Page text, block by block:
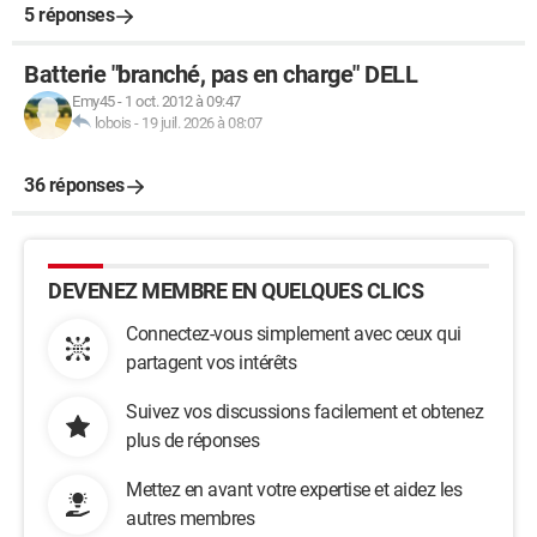
5 réponses
Batterie "branché, pas en charge" DELL
Emy45- 1 oct. 2012 à 09:47
lobois - 19 juil. 2026 à 08:07
36 réponses
DEVENEZ MEMBRE EN QUELQUES CLICS
Connectez-vous simplement avec ceux qui
partagent vos intérêts
Suivez vos discussions facilement et obtenez
plus de réponses
Mettez en avant votre expertise et aidez les
autres membres